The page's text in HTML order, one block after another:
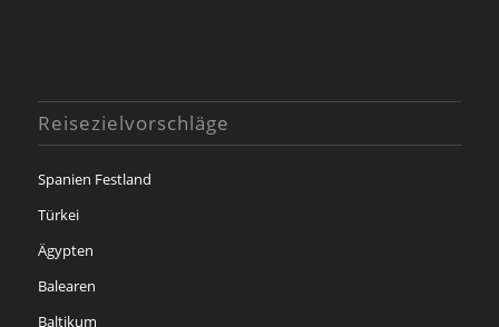
Reisezielvorschläge
Spanien Festland
Türkei
Ägypten
Balearen
Baltikum